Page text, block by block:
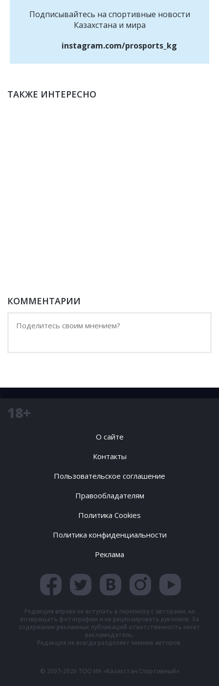
Подписывайтесь на cпортивные новости
Казахстана и мира
instagram.com/prosports_kg
ТАКЖЕ ИНТЕРЕСНО
КОММЕНТАРИИ
;
18+
О сайте
Контакты
Пользовательское соглашение
Правообладателям
Политика Cookies
Политика конфиденциальности
Реклама
Редакция вправе не вступать в переписку с авторами, не
возвращать фотографии и не рецензировать рукописи. За
содержание рекламных публикаций ответственность несет
рекламодатель.
Редакция не всегда разделяет мнение авторов.
© 2007-2026 ТОО ИА «Казахстан Спортивный»